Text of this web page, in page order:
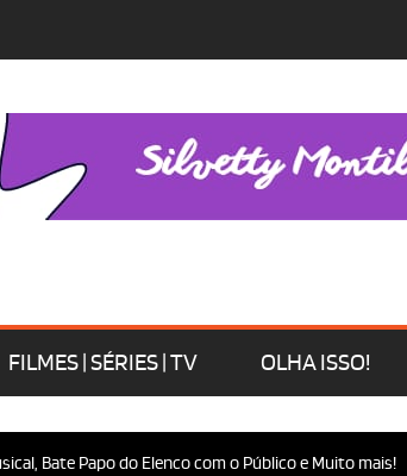
FILMES | SÉRIES | TV OLHA ISSO!
Papo do Elenco com o Público e Muito mais! •